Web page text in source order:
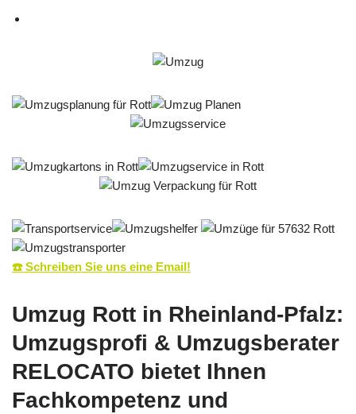
☎️ Schreiben Sie uns eine Email!
Umzug Rott in Rheinland-Pfalz:
Umzugsprofi & Umzugsberater
RELOCATO bietet Ihnen
Fachkompetenz und